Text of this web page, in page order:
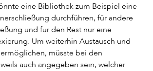
eine Bibliothek zum Beispiel eine
durchführen, für andere
und für den Rest nur eine
Um weiterhin Austausch und
müsste bei den
auch angegeben sein, welcher